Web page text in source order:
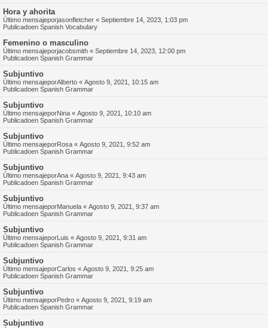
Hora y ahorita
Último mensajeporjasonfletcher « Septiembre 14, 2023, 1:03 pm
Publicadoen Spanish Vocabulary
Femenino o masculino
Último mensajeporjacobsmith « Septiembre 14, 2023, 12:00 pm
Publicadoen Spanish Grammar
Subjuntivo
Último mensajeporAlberto « Agosto 9, 2021, 10:15 am
Publicadoen Spanish Grammar
Subjuntivo
Último mensajeporNina « Agosto 9, 2021, 10:10 am
Publicadoen Spanish Grammar
Subjuntivo
Último mensajeporRosa « Agosto 9, 2021, 9:52 am
Publicadoen Spanish Grammar
Subjuntivo
Último mensajeporAna « Agosto 9, 2021, 9:43 am
Publicadoen Spanish Grammar
Subjuntivo
Último mensajeporManuela « Agosto 9, 2021, 9:37 am
Publicadoen Spanish Grammar
Subjuntivo
Último mensajeporLuis « Agosto 9, 2021, 9:31 am
Publicadoen Spanish Grammar
Subjuntivo
Último mensajeporCarlos « Agosto 9, 2021, 9:25 am
Publicadoen Spanish Grammar
Subjuntivo
Último mensajeporPedro « Agosto 9, 2021, 9:19 am
Publicadoen Spanish Grammar
Subjuntivo